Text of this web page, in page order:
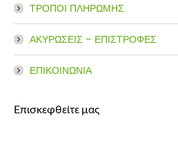
ΤΡΟΠΟΙ ΠΛΗΡΩΜΗΣ
ΑΚΥΡΩΣΕΙΣ – ΕΠΙΣΤΡΟΦΕΣ
ΕΠΙΚΟΙΝΩΝΙΑ
Επισκεφθείτε μας